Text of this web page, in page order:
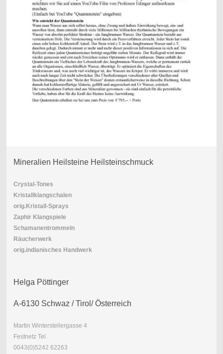
Mineralien Heilsteine Heilsteinschmuck
Crystal-Tones
Kristallklangschalen
orig.Kristall-Sprays
Zaphir Klangspiele
Schamanentrommeln
Räucherwerk
orig.indianisches Handwerk
Helga Pöttinger
A-6130 Schwaz / Tirol/ Österreich
Martin Winterstellergasse 4
Festnetz Tel.
0043(0)5242 62263